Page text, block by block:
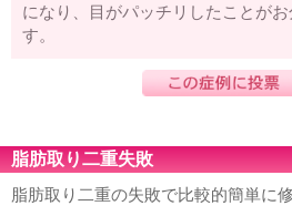
になり、目がパッチリしたことが
す。
脂肪取り二重失敗
脂肪取り二重の失敗で比較的簡単に